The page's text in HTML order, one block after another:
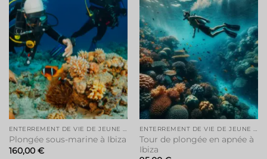
Ajouter
à la liste
de
souhaits
ENTERREMENT DE VIE DE JEUNE FILLE À IBIZA
Plongée sous-marine à Ibiza
160,00 €
à la liste
de
souhaits
ENTERREMENT DE VIE DE JEUNE FILLE À IBIZA
Tour de plongée en apnée à
Ibiza